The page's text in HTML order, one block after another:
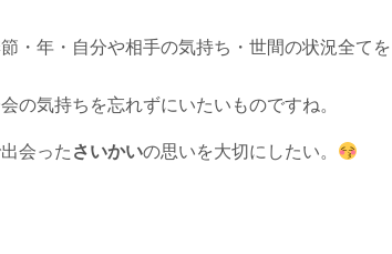
・年・自分や相手の気持ち・世間の状況全てを
の気持ちを忘れずにいたいものですね。
会った さいかいの思いを大切にしたい。